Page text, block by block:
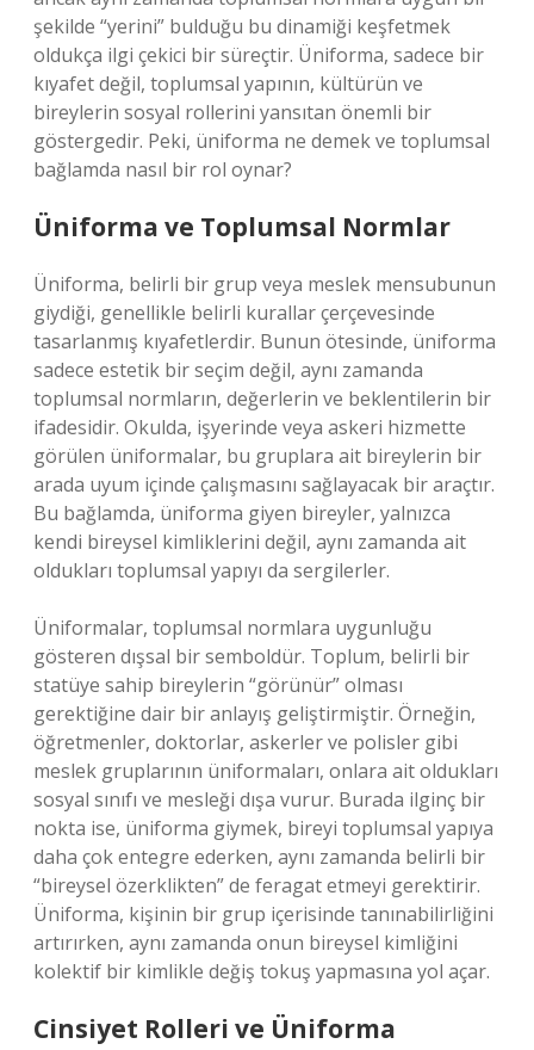
şekilde “yerini” bulduğu bu dinamiği keşfetmek
oldukça ilgi çekici bir süreçtir. Üniforma, sadece bir
kıyafet değil, toplumsal yapının, kültürün ve
bireylerin sosyal rollerini yansıtan önemli bir
göstergedir. Peki, üniforma ne demek ve toplumsal
bağlamda nasıl bir rol oynar?
Üniforma ve Toplumsal Normlar
Üniforma, belirli bir grup veya meslek mensubunun
giydiği, genellikle belirli kurallar çerçevesinde
tasarlanmış kıyafetlerdir. Bunun ötesinde, üniforma
sadece estetik bir seçim değil, aynı zamanda
toplumsal normların, değerlerin ve beklentilerin bir
ifadesidir. Okulda, işyerinde veya askeri hizmette
görülen üniformalar, bu gruplara ait bireylerin bir
arada uyum içinde çalışmasını sağlayacak bir araçtır.
Bu bağlamda, üniforma giyen bireyler, yalnızca
kendi bireysel kimliklerini değil, aynı zamanda ait
oldukları toplumsal yapıyı da sergilerler.
Üniformalar, toplumsal normlara uygunluğu
gösteren dışsal bir semboldür. Toplum, belirli bir
statüye sahip bireylerin “görünür” olması
gerektiğine dair bir anlayış geliştirmiştir. Örneğin,
öğretmenler, doktorlar, askerler ve polisler gibi
meslek gruplarının üniformaları, onlara ait oldukları
sosyal sınıfı ve mesleği dışa vurur. Burada ilginç bir
nokta ise, üniforma giymek, bireyi toplumsal yapıya
daha çok entegre ederken, aynı zamanda belirli bir
“bireysel özerklikten” de feragat etmeyi gerektirir.
Üniforma, kişinin bir grup içerisinde tanınabilirliğini
artırırken, aynı zamanda onun bireysel kimliğini
kolektif bir kimlikle değiş tokuş yapmasına yol açar.
Cinsiyet Rolleri ve Üniforma